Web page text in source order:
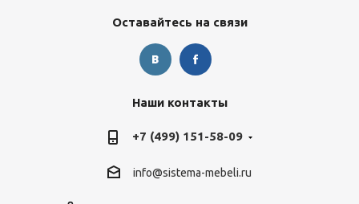
Оставайтесь на связи
Наши контакты
+7 (499) 151-58-09
info@sistema-mebeli.ru